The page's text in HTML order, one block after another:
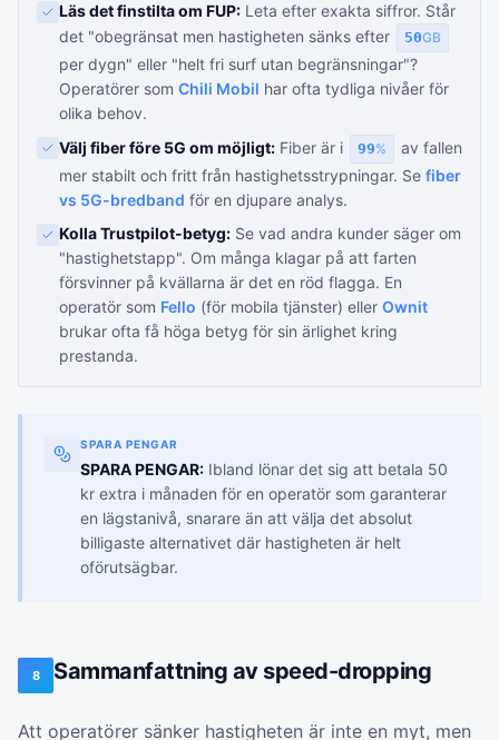
Läs det finstilta om FUP: Leta efter exakta siffror. Står
det "obegränsat men hastigheten sänks efter
50GB
per dygn" eller "helt fri surf utan begränsningar"?
Operatörer som Chili Mobil har ofta tydliga nivåer för
olika behov.
Välj fiber före 5G om möjligt: Fiber är i 99%
av fallen
mer stabilt och fritt från hastighetsstrypningar. Se fiber
vs 5G-bredband för en djupare analys.
Kolla Trustpilot-betyg: Se vad andra kunder säger om
"hastighetstapp". Om många klagar på att farten
försvinner på kvällarna är det en röd flagga. En
operatör som Fello (för mobila tjänster) eller Ownit
brukar ofta få höga betyg för sin ärlighet kring
prestanda.
SPARA PENGAR
SPARA PENGAR: Ibland lönar det sig att betala 50
kr extra i månaden för en operatör som garanterar
en lägstanivå, snarare än att välja det absolut
billigaste alternativet där hastigheten är helt
oförutsägbar.
8 Sammanfattning av speed-dropping
Att operatörer sänker hastigheten är inte en myt, men